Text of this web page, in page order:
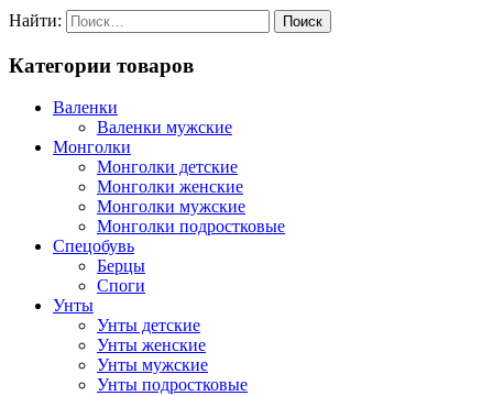
Найти:
Категории товаров
Валенки
Валенки мужские
Монголки
Монголки детские
Монголки женские
Монголки мужские
Монголки подростковые
Спецобувь
Берцы
Споги
Унты
Унты детские
Унты женские
Унты мужские
Унты подростковые